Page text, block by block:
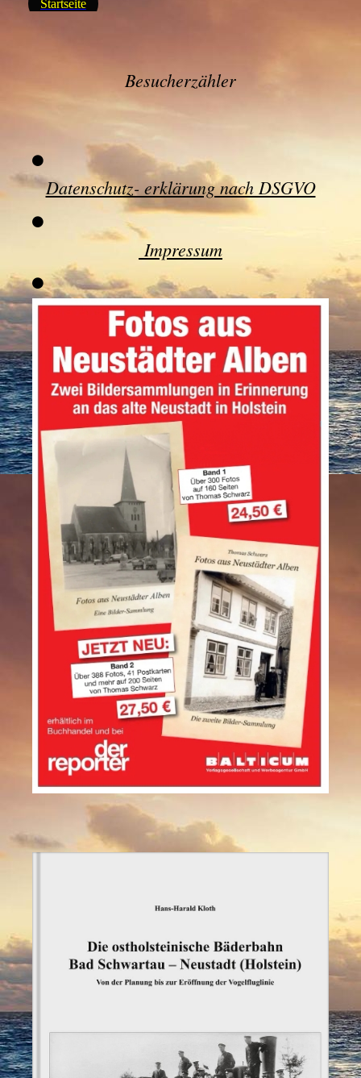
Startseite
Besucherzähler
Datenschutz- erklärung nach DSGVO
Impressum